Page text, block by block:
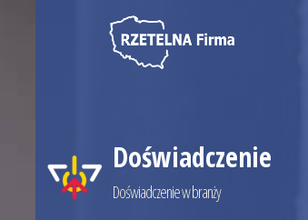
Doświadczenie w branży
Doświadczenie